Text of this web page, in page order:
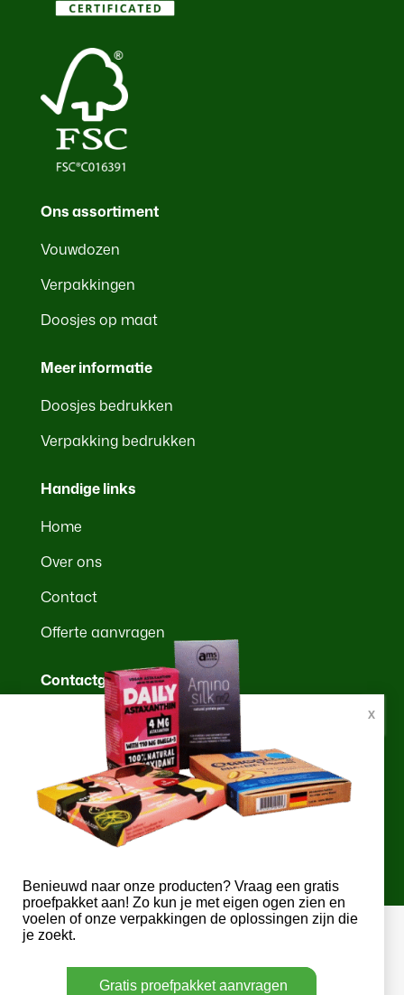
Ons assortiment
Vouwdozen
Verpakkingen
Doosjes op maat
Meer informatie
Doosjes bedrukken
Verpakking bedrukken
Handige links
Home
Over ons
Contact
Offerte aanvragen
Contactgegevens
Marssteden 148 B
7547 TD Enschede
 + 31 53 303 45 00
 info@kartonplus.nl
Algemene voorwaarden Privacy Statement
Leveringsvoorwaarden.Sitemap
Benieuwd naar onze producten? Vraag een gratis
proefpakket aan! Zo kun je met eigen ogen zien en
voelen of onze verpakkingen de oplossingen zijn die
je zoekt.
Gratis proefpakket aanvragen